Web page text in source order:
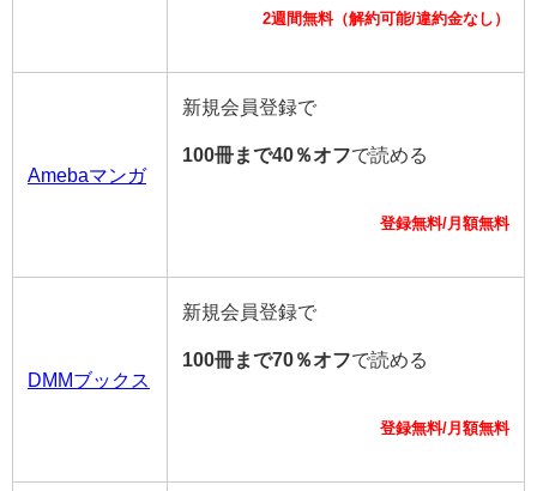
2週間無料（解約可能/違約金なし）
Amebaマンガ
新規会員登録で
100冊まで40％オフで読める
登録無料/月額無料
DMMブックス
新規会員登録で
100冊まで70％オフで読める
登録無料/月額無料